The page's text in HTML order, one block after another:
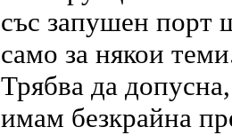
със запушен порт
само за някои
Трябва да
имам безкрайна